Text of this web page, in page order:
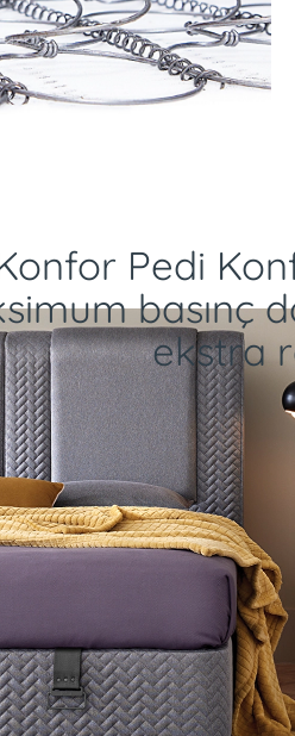
Pedi
basınç
ekstra